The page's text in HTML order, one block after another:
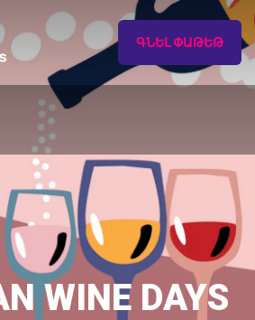
ԳՆԵԼ ՓԱԹԵԹ
WINE DAYS